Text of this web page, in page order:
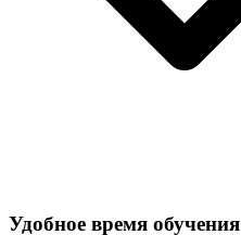
Удобное время обучения